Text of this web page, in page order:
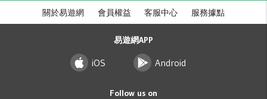
關於易遊網 會員權益 客服中心 服務據點
易遊網APP
iOS Android
Follow us on